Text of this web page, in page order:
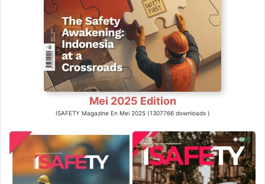
Mei 2025 Edition
ISAFETY Magazine En Mei 2025 (1307766 downloads )